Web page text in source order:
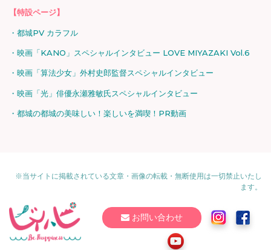
【特設ページ】
都城PV カラフル
映画「KANO」スペシャルインタビュー LOVE MIYAZAKI Vol.6
映画「算法少女」外村史郎監督スペシャルインタビュー
映画「光」俳優永瀬雅敏氏スペシャルインタビュー
都城の都城の美味しい！楽しいを満喫！PR動画
※当サイトに掲載されている文章・画像の転載・無断使用は一切禁止いたし
ます。
お問い合わせ